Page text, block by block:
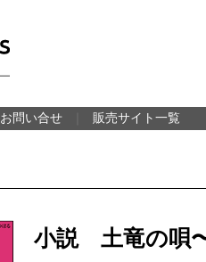
お問い合せ 販売サイト一覧
小説 土竜の唄